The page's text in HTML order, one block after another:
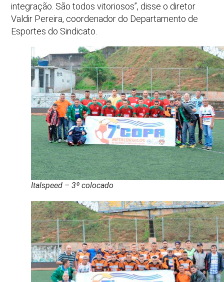
integração. São todos vitoriosos”, disse o diretor
Valdir Pereira, coordenador do Departamento de
Esportes do Sindicato.
Italspeed – 3º colocado